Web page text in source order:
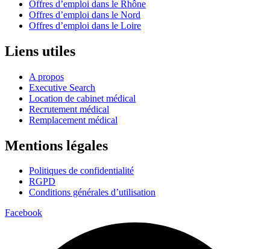
Offres d’emploi dans le Rhône
Offres d’emploi dans le Nord
Offres d’emploi dans le Loire
Liens utiles
A propos
Executive Search
Location de cabinet médical
Recrutement médical
Remplacement médical
Mentions légales
Politiques de confidentialité
RGPD
Conditions générales d’utilisation
Facebook